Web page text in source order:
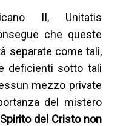
II, Unitatis
che queste
separate come tali,
deficienti sotto tali
mezzo private
del mistero
del Cristo non